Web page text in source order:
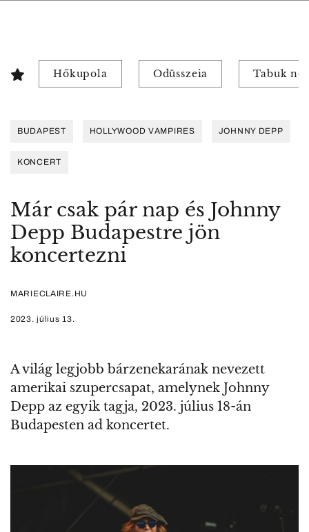
Hőkupola Odüsszeia Tabuk
BUDAPEST HOLLYWOOD VAMPIRES JOHNNY DEPP
KONCERT
Már csak pár nap és Johnny
Depp Budapestre jön
koncertezni
MARIECLAIRE.HU
2023. július 13.
A világ legjobb bárzenekarának nevezett
amerikai szupercsapat, amelynek Johnny
Depp az egyik tagja, 2023. július 18-án
Budapesten ad koncertet.